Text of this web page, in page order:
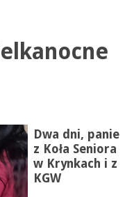
Dwa dni, panie
z Koła Seniora
w Krynkach i z
KGW